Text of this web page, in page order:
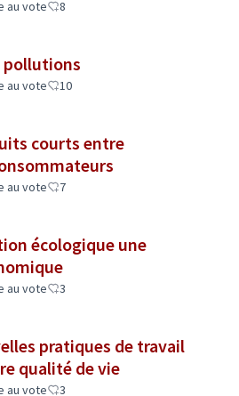
au vote 8
pollutions
au vote 10
courts entre
au vote 7
écologique une
au vote 3
pratiques de travail
qualité de vie
au vote 3